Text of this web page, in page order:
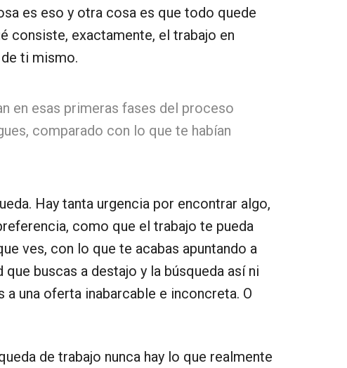
es eso y otra cosa es que todo quede
consiste, exactamente, el trabajo en
ti mismo.
en esas primeras fases del proceso
comparado con lo que te habían
Hay tanta urgencia por encontrar algo,
como que el trabajo te pueda
ves, con lo que te acabas apuntando a
buscas a destajo y la búsqueda así ni
una oferta inabarcable e inconcreta. O
de trabajo nunca hay lo que realmente